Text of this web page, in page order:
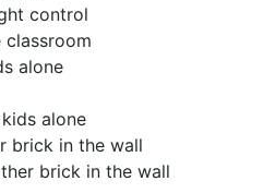
control
classroom
alone
alone
brick in the wall
brick in the wall